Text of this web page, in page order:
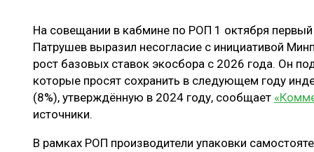
ЛОГИСТИКА
ПРОИЗВОДСТВО ДРЕВЕСНЫХ ПЛИТ
ЦБП
МЕБЕЛЬНОЕ
ЭКСПЕРТНОЕ МНЕНИЕ
На совещании в кабмине по РОП 1 октября
Патрушев выразил несогласие с инициативой
рост базовых ставок экосбора с 2026 года. Он
которые просят сохранить в следующем году
(8%), утверждённую в 2024 году, сообщает
источники.
В рамках РОП производители упаковки